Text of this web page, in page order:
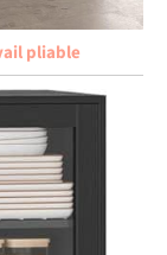
pliable